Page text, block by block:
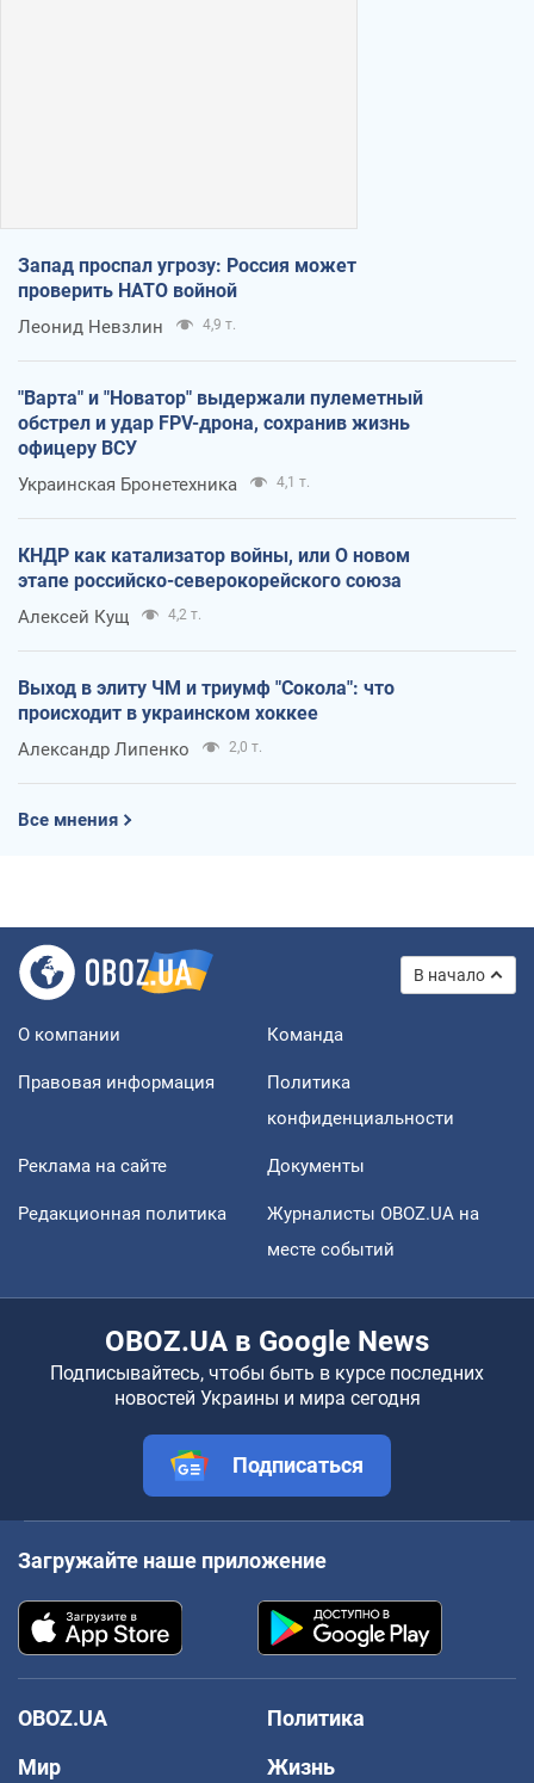
Запад проспал угрозу: Россия может
проверить НАТО войной
Леонид Невзлин 4,9 т.
"Варта" и "Новатор" выдержали пулеметный
обстрел и удар FPV-дрона, сохранив жизнь
офицеру ВСУ
Украинская Бронетехника 4,1 т.
КНДР как катализатор войны, или О новом
этапе российско-северокорейского союза
Алексей Кущ 4,2 т.
Выход в элиту ЧМ и триумф "Сокола": что
происходит в украинском хоккее
Александр Липенко 2,0 т.
Все мнения
В начало
О компании Команда
Правовая информация
Политика
конфиденциальности
Реклама на сайте Документы
Редакционная политика
Журналисты OBOZ.UA на
месте событий
OBOZ.UA в Google News
Подписывайтесь, чтобы быть в курсе последних
новостей Украины и мира сегодня
Подписаться
Загружайте наше приложение
OBOZ.UA
Политика
Мир
Жизнь